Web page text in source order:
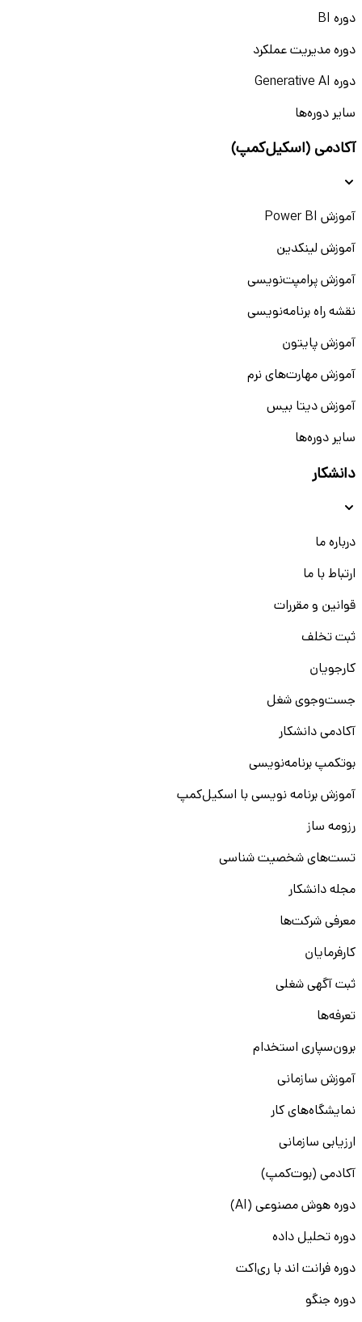
دوره BI
دوره مدیریت عملکرد
دوره Generative AI
سایر دوره‌ها
آکادمی (اسکیل‌کمپ)
آموزش Power BI
آموزش لینکدین
آموزش پرامپت‌نویسی
نقشه راه برنامه‌نویسی
آموزش پایتون
آموزش مهارت‌های نرم
آموزش دیتا بیس
سایر دوره‌ها
دانشکار
درباره ما
ارتباط با ما
قوانین و مقررات
ثبت تخلف
کارجویان
جست‌و‌جوی شغل
آکادمی دانشکار
بوتکمپ برنامه‌نویسی
آموزش برنامه نویسی با اسکیل‌کمپ
رزومه ساز
تست‌های شخصیت شناسی
مجله دانشکار
معرفی شرکت‌ها
کارفرمایان
ثبت آگهی شغلی
تعرفه‌ها
برون‌سپاری استخدام
آموزش سازمانی
نمایشگاه‌های کار
ارزیابی سازمانی
آکادمی (بوت‌کمپ)
دوره هوش مصنوعی (AI)
دوره تحلیل داده
دوره فرانت اند با ری‌اکت
دوره جنگو